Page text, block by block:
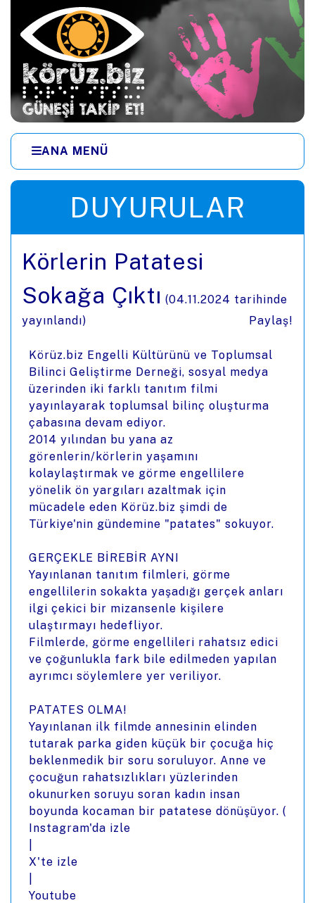
Ana içeriğe zıpla
ANA MENÜ
DUYURULAR
Körlerin Patatesi
Sokağa Çıktı (04.11.2024 tarihinde
yayınlandı)
Paylaş!
Körüz.biz Engelli Kültürünü ve Toplumsal
Bilinci Geliştirme Derneği, sosyal medya
üzerinden iki farklı tanıtım filmi
yayınlayarak toplumsal bilinç oluşturma
çabasına devam ediyor.
2014 yılından bu yana az
görenlerin/körlerin yaşamını
kolaylaştırmak ve görme engellilere
yönelik ön yargıları azaltmak için
mücadele eden Körüz.biz şimdi de
Türkiye'nin gündemine "patates" sokuyor.
GERÇEKLE BİREBİR AYNI
Yayınlanan tanıtım filmleri, görme
engellilerin sokakta yaşadığı gerçek anları
ilgi çekici bir mizansenle kişilere
ulaştırmayı hedefliyor.
Filmlerde, görme engellileri rahatsız edici
ve çoğunlukla fark bile edilmeden yapılan
ayrımcı söylemlere yer veriliyor.
PATATES OLMA!
Yayınlanan ilk filmde annesinin elinden
tutarak parka giden küçük bir çocuğa hiç
beklenmedik bir soru soruluyor. Anne ve
çocuğun rahatsızlıkları yüzlerinden
okunurken soruyu soran kadın insan
boyunda kocaman bir patatese dönüşüyor. (
Instagram'da izle
X'te izle
Youtube
Menüye zıpla